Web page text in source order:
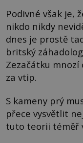
Podivné však je,
nikdo nikdy
dnes je prostě
britský záhadolog
Zezačátku
za vtip.
S kameny prý
přece vysvětlit
tuto teorii téměř